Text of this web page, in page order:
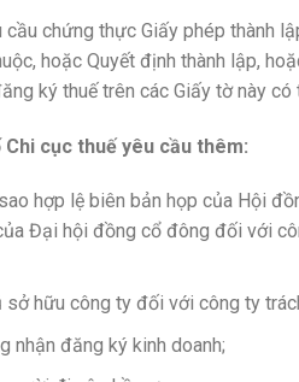
cầu chứng thực Giấy phép thành
hoặc Quyết định thành lập,
ký thuế trên các Giấy tờ này có
cục thuế yêu cầu thêm:
hợp lệ biên bản họp của Hội
Đại hội đồng cổ đông đối với
sở hữu công ty đối với công ty
nhận đăng ký kinh doanh;